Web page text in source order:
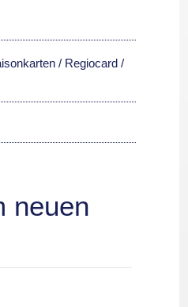
/ Regiocard /
neuen